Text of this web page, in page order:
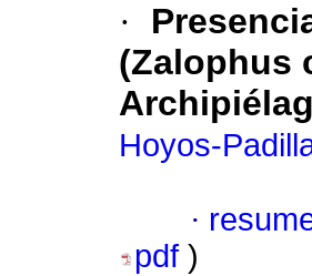
·
(Zalophus
Hoyos-
·
pdf )